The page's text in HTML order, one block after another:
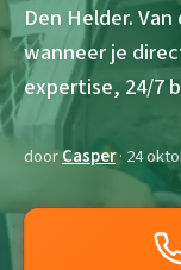
Den Helder.
wanneer je
expertise, 24/7
doorCasper· 24